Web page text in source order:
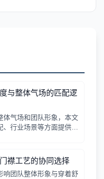
与整体气场的匹配逻
体气场和团队形象，本文
行业场景等方面提供选
襟工艺的协同选择
响团队整体形象与穿着舒